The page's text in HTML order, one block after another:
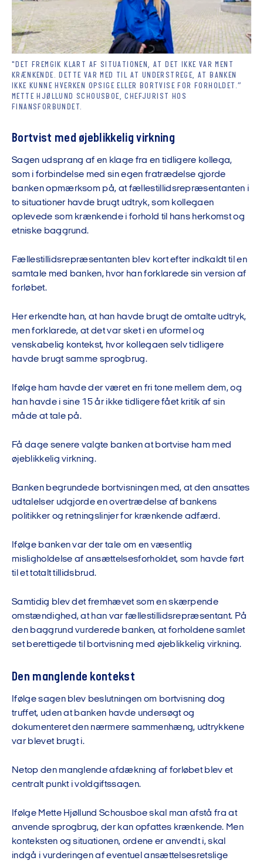
"DET FREMGIK KLART AF SITUATIONEN, AT DET IKKE VAR MENT
KRÆNKENDE. DETTE VAR MED TIL AT UNDERSTREGE, AT BANKEN
IKKE KUNNE HVERKEN OPSIGE ELLER BORTVISE FOR FORHOLDET.”
METTE HJØLLUND SCHOUSBOE, CHEFJURIST HOS
FINANSFORBUNDET.
Bortvist med øjeblikkelig virkning
Sagen udsprang af en klage fra en tidligere kollega,
som i forbindelse med sin egen fratrædelse gjorde
banken opmærksom på, at fællestillidsrepræsentanten i
to situationer havde brugt udtryk, som kollegaen
oplevede som krænkende i forhold til hans herkomst og
etniske baggrund.
Fællestillidsrepræsentanten blev kort efter indkaldt til en
samtale med banken, hvor han forklarede sin version af
forløbet.
Her erkendte han, at han havde brugt de omtalte udtryk,
men forklarede, at det var sket i en uformel og
venskabelig kontekst, hvor kollegaen selv tidligere
havde brugt samme sprogbrug.
Ifølge ham havde der været en fri tone mellem dem, og
han havde i sine 15 år ikke tidligere fået kritik af sin
måde at tale på.
Få dage senere valgte banken at bortvise ham med
øjeblikkelig virkning.
Banken begrundede bortvisningen med, at den ansattes
udtalelser udgjorde en overtrædelse af bankens
politikker og retningslinjer for krænkende adfærd.
Ifølge banken var der tale om en væsentlig
misligholdelse af ansættelsesforholdet, som havde ført
til et totalt tillidsbrud.
Samtidig blev det fremhævet som en skærpende
omstændighed, at han var fællestillidsrepræsentant. På
den baggrund vurderede banken, at forholdene samlet
set berettigede til bortvisning med øjeblikkelig virkning.
Den manglende kontekst
Ifølge sagen blev beslutningen om bortvisning dog
truffet, uden at banken havde undersøgt og
dokumenteret den nærmere sammenhæng, udtrykkene
var blevet brugt i.
Netop den manglende afdækning af forløbet blev et
centralt punkt i voldgiftssagen.
Ifølge Mette Hjøllund Schousboe skal man afstå fra at
anvende sprogbrug, der kan opfattes krænkende. Men
konteksten og situationen, ordene er anvendt i, skal
indgå i vurderingen af eventuel ansættelsesretslige